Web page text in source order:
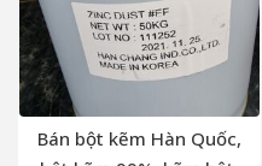
Bán bột kẽm Hàn Quốc,